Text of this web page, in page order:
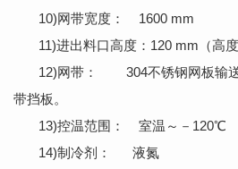
10)网带宽度： 1600 mm
11)进出料口高度：120 mm（高度
12)网带： 304不锈钢网板输送
带挡板。
13)控温范围： 室温～－120℃
14)制冷剂： 液氮